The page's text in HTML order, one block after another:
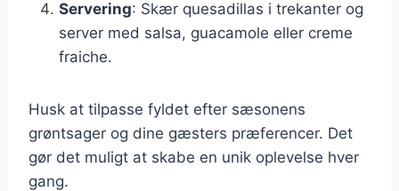
Servering: Skær quesadillas i trekanter og
server med salsa, guacamole eller creme
fraiche.
Husk at tilpasse fyldet efter sæsonens
grøntsager og dine gæsters præferencer. Det
gør det muligt at skabe en unik oplevelse hver
gang.